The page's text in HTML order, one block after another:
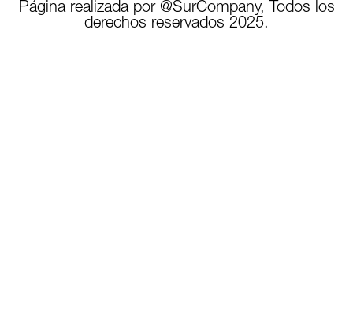
Página realizada por @SurCompany, Todos los
derechos reservados 2025.